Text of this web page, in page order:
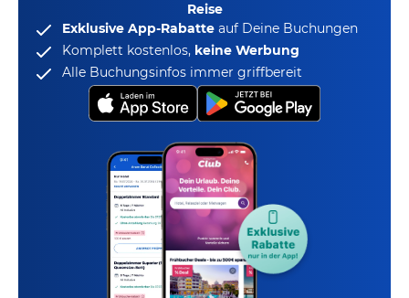
Reise
Exklusive App-Rabatte auf Deine Buchungen
Komplett kostenlos, keine Werbung
Alle Buchungsinfos immer griffbereit